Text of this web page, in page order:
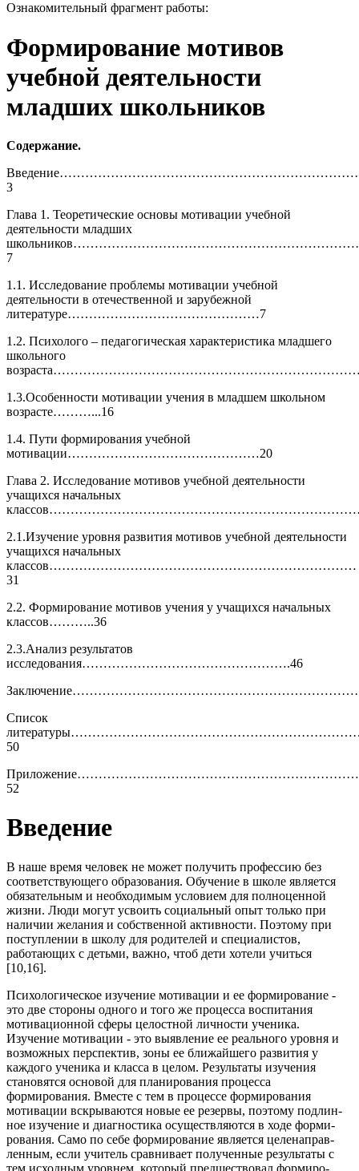
Ознакомительный фрагмент работы:
Формирование мотивов
учебной деятельности
младших школьников
Содержание.
3
Глава 1. Теоретические основы мотивации учебной
деятельности младших
7
1.1. Исследование проблемы мотивации учебной
деятельности в отечественной и зарубежной
литературе………………………………………7
1.2. Психолого – педагогическая характеристика младшего
школьного
1.3.Особенности мотивации учения в младшем школьном
возрасте………...16
1.4. Пути формирования учебной
мотивации………………………………………20
Глава 2. Исследование мотивов учебной деятельности
учащихся начальных
2.1.Изучение уровня развития мотивов учебной деятельности
учащихся начальных
классов………………………………………………………………
31
2.2. Формирование мотивов учения у учащихся начальных
классов………..36
2.3.Анализ результатов
исследования………………………………………….46
Список
50
52
Введение
В наше время человек не может получить профессию без
соответствующего образования. Обучение в школе является
обязательным и необходимым условием для полноценной
жизни. Люди могут усвоить социальный опыт только при
наличии желания и собственной активности. Поэтому при
поступлении в школу для родителей и специалистов,
работающих с детьми, важно, чтоб дети хотели учиться
[10,16].
Психологическое изучение мотивации и ее формирова­ние -
это две стороны одного и того же процесса воспитания
мотивационной сферы целостной личности уче­ника.
Изучение мотивации - это выявление ее реального уровня и
возможных перспектив, зоны ее ближайшего раз­вития у
каждого ученика и класса в целом. Результаты изучения
становятся основой для планирования процесса
формирования. Вместе с тем в процессе формирования
мотивации вскрываются новые ее резервы, поэтому подлин­
ное изучение и диагностика осуществляются в ходе форми­
рования. Само по себе формирование является целенаправ­
ленным, если учитель сравнивает полученные результаты с
тем исходным уровнем, который предшествовал формиро­